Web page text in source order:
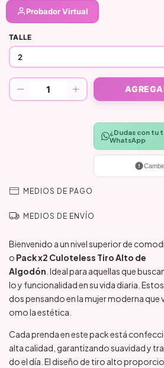
Probador Virtual
TALLE
¿Dudas con tu
WhatsApp
MEDIOS DE PAGO
MEDIOS DE ENVÍO
Bienvenido a un nivel superior de
o Pack x2 Culoteless Tiro Alto de
Algodón . Ideal para aquellas que
lo y funcionalidad en su vida diaria.
dos pensando en la mujer moderna
omo la estética.
Cada prenda en este pack está
alta calidad, garantizando suavidad y
do el día. El diseño de tiro alto